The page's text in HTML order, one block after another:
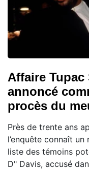
Affaire
annoncé
procès du
Près de trente ans
l’enquête connaît
liste des témoins
D" Davis, accusé